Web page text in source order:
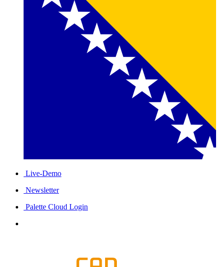
Live-Demo
Newsletter
Palette Cloud Login